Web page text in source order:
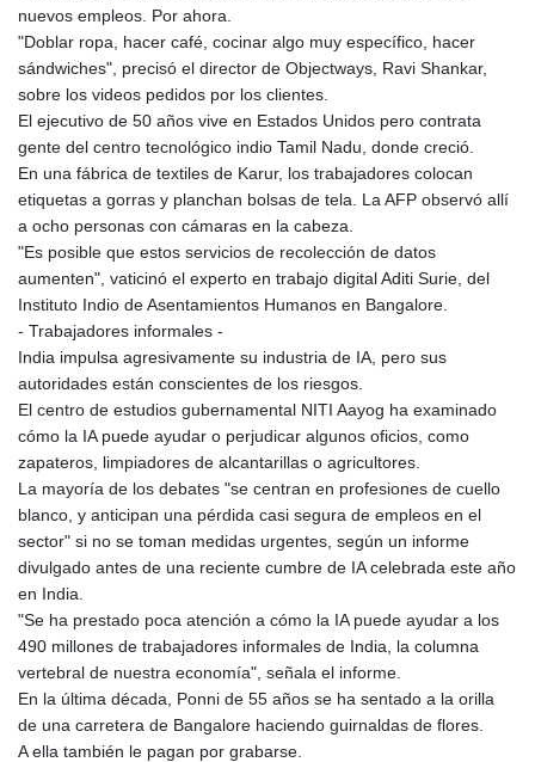
nuevos empleos. Por ahora.
"Doblar ropa, hacer café, cocinar algo muy específico, hacer
sándwiches", precisó el director de Objectways, Ravi Shankar,
sobre los videos pedidos por los clientes.
El ejecutivo de 50 años vive en Estados Unidos pero contrata
gente del centro tecnológico indio Tamil Nadu, donde creció.
En una fábrica de textiles de Karur, los trabajadores colocan
etiquetas a gorras y planchan bolsas de tela. La AFP observó allí
a ocho personas con cámaras en la cabeza.
"Es posible que estos servicios de recolección de datos
aumenten", vaticinó el experto en trabajo digital Aditi Surie, del
Instituto Indio de Asentamientos Humanos en Bangalore.
- Trabajadores informales -
India impulsa agresivamente su industria de IA, pero sus
autoridades están conscientes de los riesgos.
El centro de estudios gubernamental NITI Aayog ha examinado
cómo la IA puede ayudar o perjudicar algunos oficios, como
zapateros, limpiadores de alcantarillas o agricultores.
La mayoría de los debates "se centran en profesiones de cuello
blanco, y anticipan una pérdida casi segura de empleos en el
sector" si no se toman medidas urgentes, según un informe
divulgado antes de una reciente cumbre de IA celebrada este año
en India.
"Se ha prestado poca atención a cómo la IA puede ayudar a los
490 millones de trabajadores informales de India, la columna
vertebral de nuestra economía", señala el informe.
En la última década, Ponni de 55 años se ha sentado a la orilla
de una carretera de Bangalore haciendo guirnaldas de flores.
A ella también le pagan por grabarse.